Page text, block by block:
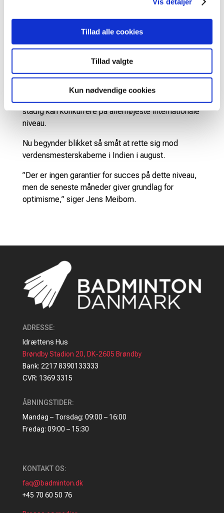
Tillad alle cookies
Tillad valgte
Kun nødvendige cookies
Selvom resultaterne i elitesport altid vil svinge,
mener Jens Meibom, at de seneste måneders
præstationer understreger, at dansk badminton
fortsat kan konkurrere med verdens bedste.
”Det går op og ned i elitesport, og vi vil igen opleve
perioder med mindre gode resultater, men
perioden fra Thomas & Uber Cup og frem til nu har
stadig kan konkurrere på allerhøjeste internationale
niveau.
Nu begynder blikket så småt at rette sig mod
verdensmesterskaberne i Indien i august.
”Der er ingen garantier for succes på dette niveau,
men de seneste måneder giver grundlag for
optimisme,” siger Jens Meibom.
ADRESSE:
Idrættens Hus
Brøndby Stadion 20, DK-2605 Brøndby
Bank: 2217 8390133333
CVR: 1369 3315
ÅBNINGSTIDER:
Mandag – Torsdag: 09:00 – 16:00
Fredag: 09:00 – 15:30
KONTAKT OS:
faq@badminton.dk
+45 70 60 50 76